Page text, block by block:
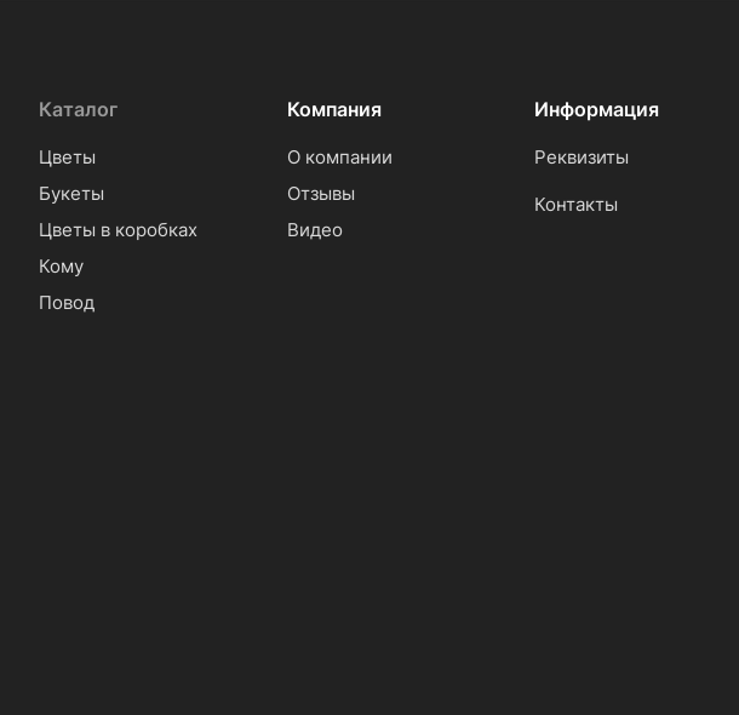
Каталог
Цветы
Букеты
Цветы в коробках
Кому
Повод
Компания
О компании
Отзывы
Видео
Информация
Реквизиты
Контакты